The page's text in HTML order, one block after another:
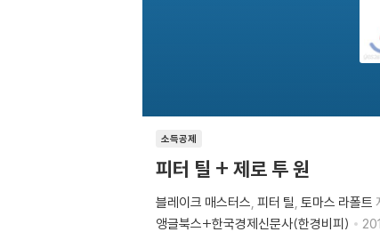
소득공제
피터 틸 + 제로 투 원
블레이크 매스터스 피터 틸 토마스 라폴트
앵글북스+한국경제신문사(한경비피)